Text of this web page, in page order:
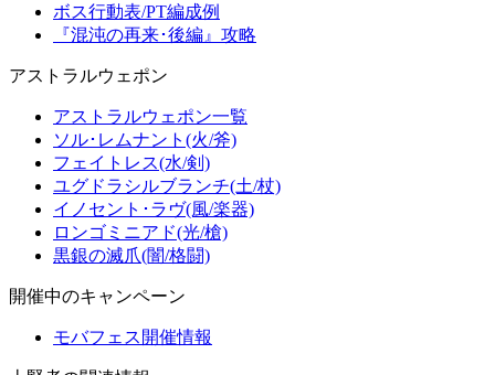
ボス行動表/PT編成例
『混沌の再来･後編』攻略
アストラルウェポン
アストラルウェポン一覧
ソル･レムナント(火/斧)
フェイトレス(水/剣)
ユグドラシルブランチ(土/杖)
イノセント･ラヴ(風/楽器)
ロンゴミニアド(光/槍)
黒銀の滅爪(闇/格闘)
開催中のキャンペーン
モバフェス開催情報